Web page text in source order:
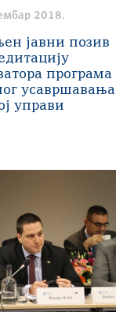
2018.
јавни позив
програма
усавршавања
управи